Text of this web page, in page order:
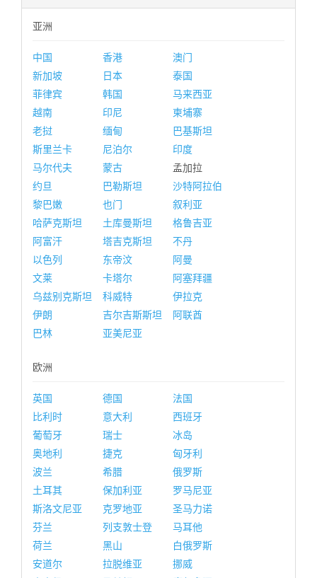
亚洲
中国 香港
澳门
新加坡
日本
泰国
菲律宾
韩国
马来西亚
越南
印尼
柬埔寨
老挝
缅甸
巴基斯坦
斯里兰卡
尼泊尔
印度
马尔代夫
蒙古
孟加拉
约旦
巴勒斯坦
沙特阿拉伯
黎巴嫩
也门
叙利亚
哈萨克斯坦
土库曼斯坦
格鲁吉亚
阿富汗
塔吉克斯坦
不丹
以色列
东帝汶
阿曼
文莱
卡塔尔
阿塞拜疆
乌兹别克斯坦
科威特
伊拉克
伊朗
吉尔吉斯斯坦
阿联酋
巴林
亚美尼亚
欧洲
英国 德国
法国
比利时
意大利
西班牙
葡萄牙
瑞士
冰岛
奥地利
捷克
匈牙利
波兰
希腊
俄罗斯
土耳其
保加利亚
罗马尼亚
斯洛文尼亚
克罗地亚
圣马力诺
芬兰
列支敦士登
马耳他
荷兰
黑山
白俄罗斯
安道尔
拉脱维亚
挪威